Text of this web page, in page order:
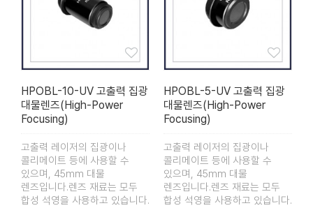
HPOBL-10-UV 고출력 집광
대물렌즈(High-Power
Focusing)
고출력 레이저의 집광이나
콜리메이트 등에 사용할 수
있으며, 45mm 대물
렌즈입니다.렌즈 재료는 모두
합성 석영을 사용하고 있습니다.
HPOBL-5-UV 고출력 집광
대물렌즈(High-Power
Focusing)
고출력 레이저의 집광이나
콜리메이트 등에 사용할 수
있으며, 45mm 대물
렌즈입니다.렌즈 재료는 모두
합성 석영을 사용하고 있습니다.